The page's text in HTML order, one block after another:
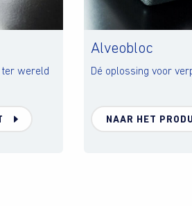
ter wereld
Alveobloc
Dé oplossing voor
NAAR HET